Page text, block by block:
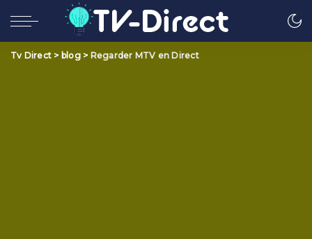
Tv Direct > blog> Regarder MTV en Direct